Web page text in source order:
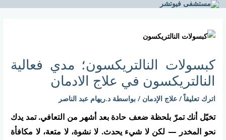
تخطي
المحتوى
كبسولات النالتريكسون؛ مدي فعالية
النالتريكسون في علاج الادمان
اترك تعليقاً /علاج الإدمان / بواسطة د.ريهام عبد الناصر
تخيّل أنك تمرّ بلحظة ضعف حادة بعد أشهر من التعافي. تمد يدك
نحو المخدر — لكن لا شيء يحدث. لا نشوة، لا متعة، لا مكافأة
navigation